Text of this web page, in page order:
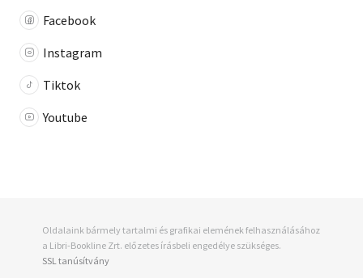
Facebook
Instagram
Tiktok
Youtube
Oldalaink bármely tartalmi és grafikai elemének felhasználásához
a Libri-Bookline Zrt. előzetes írásbeli engedélye szükséges.
SSL tanúsítvány